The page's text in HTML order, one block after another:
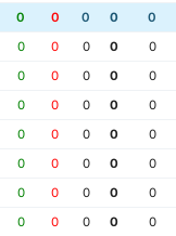
0 0 0 0
0
0 0 0 0
0
0 0 0 0
0
0 0 0 0
0
0 0 0 0
0
0 0 0 0
0
0 0 0 0
0
0 0 0 0
0